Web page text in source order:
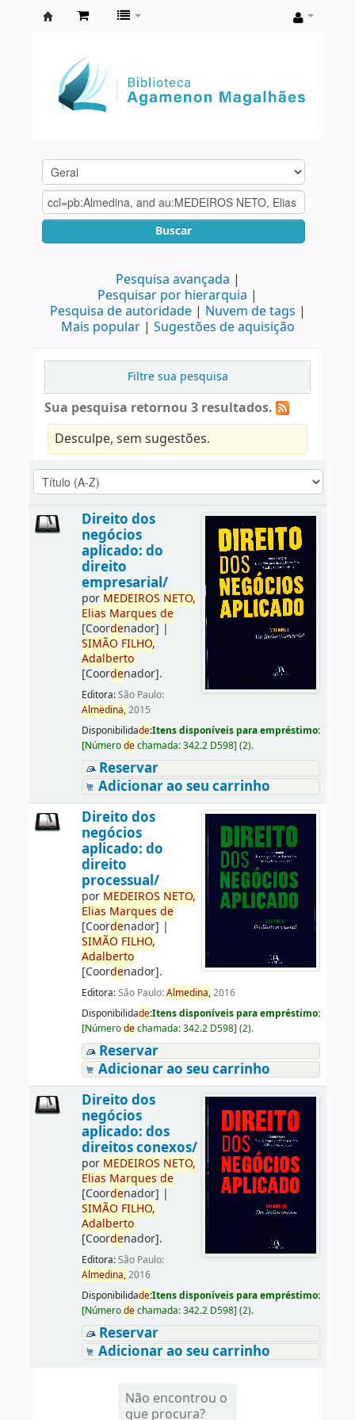
Agamenon
Magalhães
Buscar
Pesquisa avançada
Pesquisar por hierarquia
Pesquisa de autoridade
Nuvem de tags
Mais popular
Sugestões de aquisição
Filtre sua pesquisa
Sua pesquisa retornou 3 resultados.
Desculpe, sem sugestões.
Direito dos
negócios
aplicado: do
direito
empresarial/
por MEDEIROS NETO,
Elias Marques de
[Coordenador] |
SIMÃO FILHO,
Adalberto
[Coordenador].
Editora:São Paulo:
Almedina,2015
Disponibilidade:Itens disponíveis para empréstimo:
[Númerodechamada:342.2 D598] (2).
Reservar
Adicionar ao seu carrinho
Direito dos
negócios
aplicado: do
direito
processual/
por MEDEIROS NETO,
Elias Marques de
[Coordenador] |
SIMÃO FILHO,
Adalberto
[Coordenador].
Editora:São Paulo:Almedina,2016
Disponibilidade:Itens disponíveis para empréstimo:
[Númerodechamada:342.2 D598] (2).
Reservar
Adicionar ao seu carrinho
Direito dos
negócios
aplicado: dos
direitos conexos/
por MEDEIROS NETO,
Elias Marques de
[Coordenador] |
SIMÃO FILHO,
Adalberto
[Coordenador].
Editora:São Paulo:
Almedina,2016
Disponibilidade:Itens disponíveis para empréstimo:
[Númerodechamada:342.2 D598] (2).
Reservar
Adicionar ao seu carrinho
Não encontrou o
que procura?